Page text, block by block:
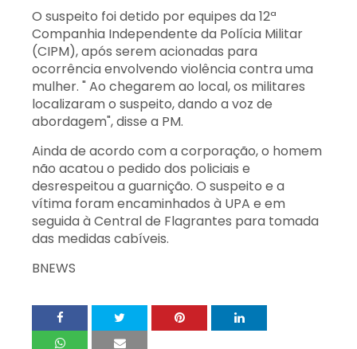
O suspeito foi detido por equipes da 12ª
Companhia Independente da Polícia Militar
(CIPM), após serem acionadas para
ocorrência envolvendo violência contra uma
mulher. " Ao chegarem ao local, os militares
localizaram o suspeito, dando a voz de
abordagem", disse a PM.
Ainda de acordo com a corporação, o homem
não acatou o pedido dos policiais e
desrespeitou a guarnição. O suspeito e a
vítima foram encaminhados à UPA e em
seguida à Central de Flagrantes para tomada
das medidas cabíveis.
BNEWS